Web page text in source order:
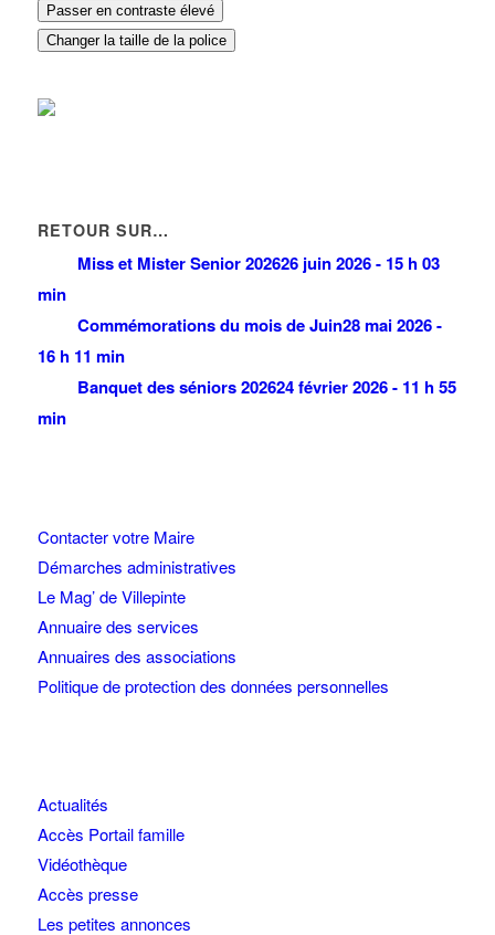
Passer en contraste élevé
Changer la taille de la police
RETOUR SUR…
Miss et Mister Senior 202626 juin 2026 - 15 h 03
min
Commémorations du mois de Juin28 mai 2026 -
16 h 11 min
Banquet des séniors 202624 février 2026 - 11 h 55
min
Contacter votre Maire
Démarches administratives
Le Mag’ de Villepinte
Annuaire des services
Annuaires des associations
Politique de protection des données personnelles
Actualités
Accès Portail famille
Vidéothèque
Accès presse
Les petites annonces